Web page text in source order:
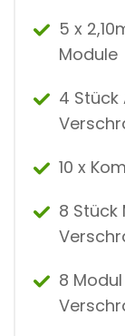
5 x
Module
4 Stück
10 x
8 Stück
8